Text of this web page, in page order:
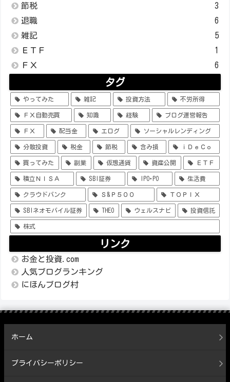
節税
3
退職
6
雑記
5
ＥＴＦ
1
ＦＸ
6
タグ
やってみた 雑記 投資方法 不労所得
ＦＸ自動売買 知識 経験 ブログ運営報告
ＦＸ 配当金 エログ ソーシャルレンディング
分散投資 税金 節税 含み損 ｉＤｅＣｏ
買ってみた 副業 仮想通貨 資産公開 ＥＴＦ
積立ＮＩＳＡ SBI証券 IPO･PO 生活費
クラウドバンク Ｓ&Ｐ５００ ＴＯＰＩＸ
SBIネオモバイル証券 THEO ウェルスナビ 投資信託
株式
リンク
お金と投資.com
人気ブログランキング
にほんブログ村
ホーム
プライバシーポリシー